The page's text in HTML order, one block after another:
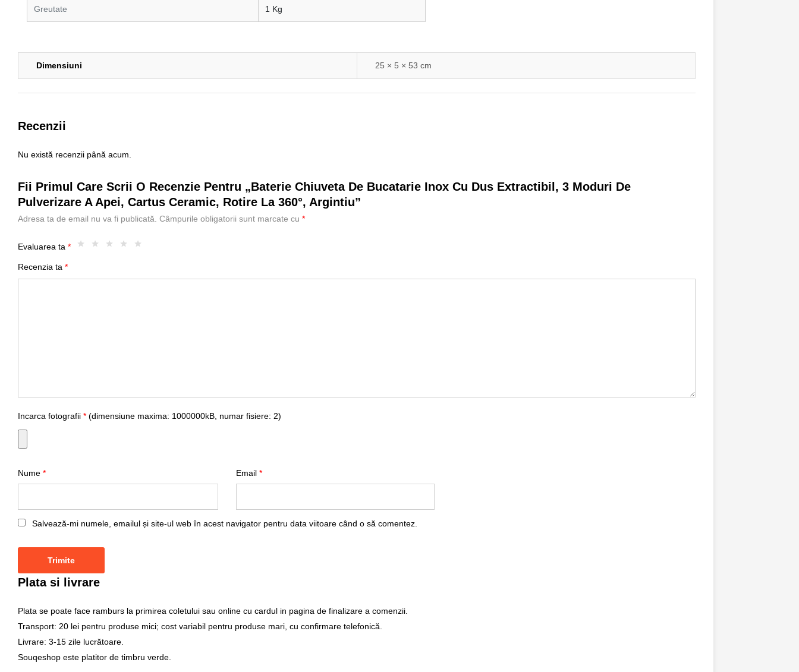
Greutate 1 Kg
Dimensiuni 25 × 5 × 53 cm
Recenzii
Nu există recenzii până acum.
Fii Primul Care Scrii O Recenzie Pentru „Baterie Chiuveta De Bucatarie Inox Cu Dus Extractibil, 3 Moduri De
Pulverizare A Apei, Cartus Ceramic, Rotire La 360°, Argintiu”
Adresa ta de email nu va fi publicată. Câmpurile obligatorii sunt marcate cu *
Evaluarea ta *
Recenzia ta *
Incarca fotografii * (dimensiune maxima: 1000000kB, numar fisiere: 2)
Nume * Email *
Salvează-mi numele, emailul și site-ul web în acest navigator pentru data viitoare când o să comentez.
Plata si livrare
Plata se poate face ramburs la primirea coletului sau online cu cardul in pagina de finalizare a comenzii.
Transport: 20 lei pentru produse mici; cost variabil pentru produse mari, cu confirmare telefonică.
Livrare: 3-15 zile lucrătoare.
Souqeshop este platitor de timbru verde.